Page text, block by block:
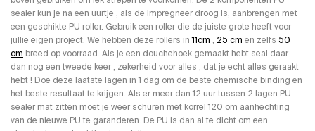
sealer kun je na een uurtje , als de impregneer droog is, aanbrengen met
een geschikte PU roller. Gebruik een roller die de juiste grote heeft voor
jullie eigen project. We hebben deze rollers in11cm , 25 cm en zelfs 50
cm breed op voorraad. Als je een douchehoek gemaakt hebt seal daar
dan nog een tweede keer , zekerheid voor alles , dat je echt alles geraakt
hebt ! Doe deze laatste lagen in 1 dag om de beste chemische binding en
het beste resultaat te krijgen. Als er meer dan 12 uur tussen 2 lagen PU
sealer mat zitten moet je weer schuren met korrel 120 om aanhechting
van de nieuwe PU te garanderen. De PU is dan al te dicht om een